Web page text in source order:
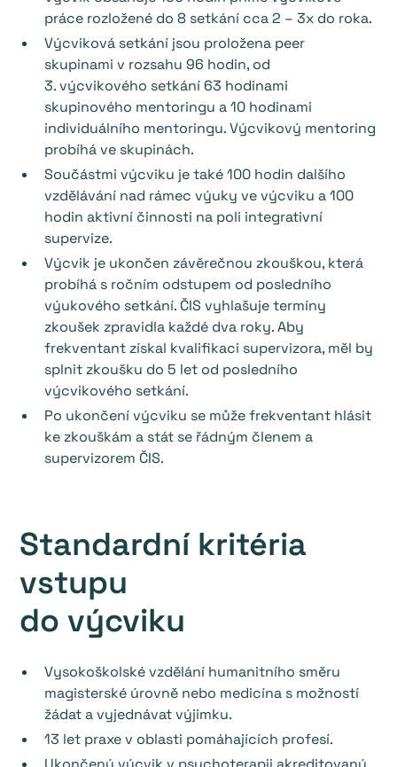
práce rozložené do 8 setkání cca 2 – 3x do roka.
Výcviková setkání jsou proložena peer
skupinami v rozsahu 96 hodin, od
3. výcvikového setkání 63 hodinami
skupinového mentoringu a 10 hodinami
individuálního mentoringu. Výcvikový mentoring
probíhá ve skupinách.
Součástmi výcviku je také 100 hodin dalšího
vzdělávání nad rámec výuky ve výcviku a 100
hodin aktivní činnosti na poli integrativní
supervize.
Výcvik je ukončen závěrečnou zkouškou, která
probíhá s ročním odstupem od posledního
výukového setkání. ČIS vyhlašuje termíny
zkoušek zpravidla každé dva roky. Aby
frekventant získal kvalifikaci supervizora, měl by
splnit zkoušku do 5 let od posledního
výcvikového setkání.
Po ukončení výcviku se může frekventant hlásit
ke zkouškám a stát se řádným členem a
supervizorem ČIS.
Standardní kritéria
vstupu
do výcviku
Vysokoškolské vzdělání humanitního směru
magisterské úrovně nebo medicína s možností
žádat a vyjednávat výjimku.
13 let praxe v oblasti pomáhajících profesí.